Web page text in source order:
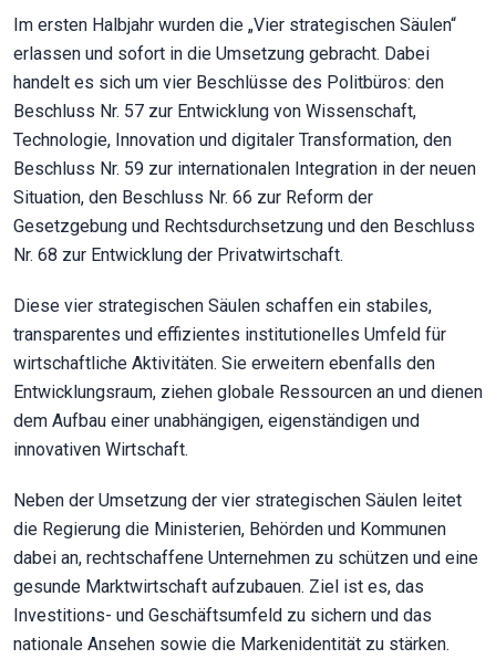
Im ersten Halbjahr wurden die „Vier strategischen Säulen“
erlassen und sofort in die Umsetzung gebracht. Dabei
handelt es sich um vier Beschlüsse des Politbüros: den
Beschluss Nr. 57 zur Entwicklung von Wissenschaft,
Technologie, Innovation und digitaler Transformation, den
Beschluss Nr. 59 zur internationalen Integration in der neuen
Situation, den Beschluss Nr. 66 zur Reform der
Gesetzgebung und Rechtsdurchsetzung und den Beschluss
Nr. 68 zur Entwicklung der Privatwirtschaft.
Diese vier strategischen Säulen schaffen ein stabiles,
transparentes und effizientes institutionelles Umfeld für
wirtschaftliche Aktivitäten. Sie erweitern ebenfalls den
Entwicklungsraum, ziehen globale Ressourcen an und dienen
dem Aufbau einer unabhängigen, eigenständigen und
innovativen Wirtschaft.
Neben der Umsetzung der vier strategischen Säulen leitet
die Regierung die Ministerien, Behörden und Kommunen
dabei an, rechtschaffene Unternehmen zu schützen und eine
gesunde Marktwirtschaft aufzubauen. Ziel ist es, das
Investitions- und Geschäftsumfeld zu sichern und das
nationale Ansehen sowie die Markenidentität zu stärken.